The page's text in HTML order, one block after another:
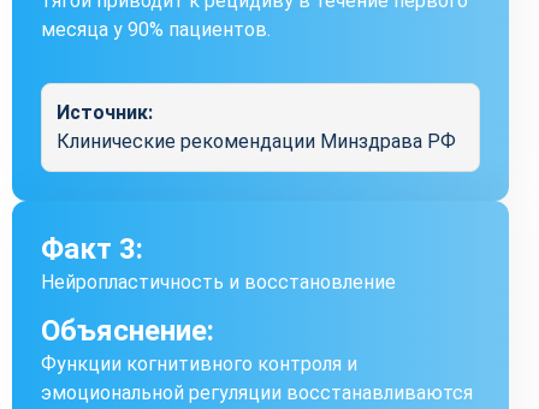
месяца у 90% пациентов.
Источник:
Клинические рекомендации Минздрава РФ
Факт 3:
Нейропластичность и восстановление
Объяснение:
Функции когнитивного контроля и
эмоциональной регуляции восстанавливаются